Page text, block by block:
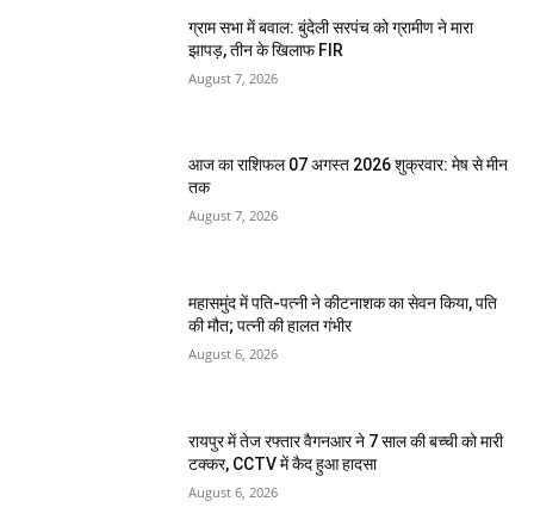
ग्राम सभा में बवाल: बुंदेली सरपंच को ग्रामीण ने मारा
झापड़, तीन के खिलाफ FIR
August 7, 2026
आज का राशिफल 07 अगस्त 2026 शुक्रवार: मेष से मीन
तक
August 7, 2026
महासमुंद में पति-पत्नी ने कीटनाशक का सेवन किया, पति
की मौत; पत्नी की हालत गंभीर
August 6, 2026
रायपुर में तेज रफ्तार वैगनआर ने 7 साल की बच्ची को मारी
टक्कर, CCTV में कैद हुआ हादसा
August 6, 2026